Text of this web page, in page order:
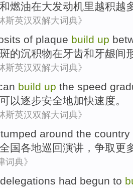
和燃油在大发动机里越积越
斯英汉双解大词典》
of plaque build up
的沉积物在牙齿和牙龈间
斯英汉双解大词典》
build up the speed
可以逐步安全地加快速度。
斯英汉双解大词典》
around the country
全国各地巡回演讲，争取更
词典》
had begun to